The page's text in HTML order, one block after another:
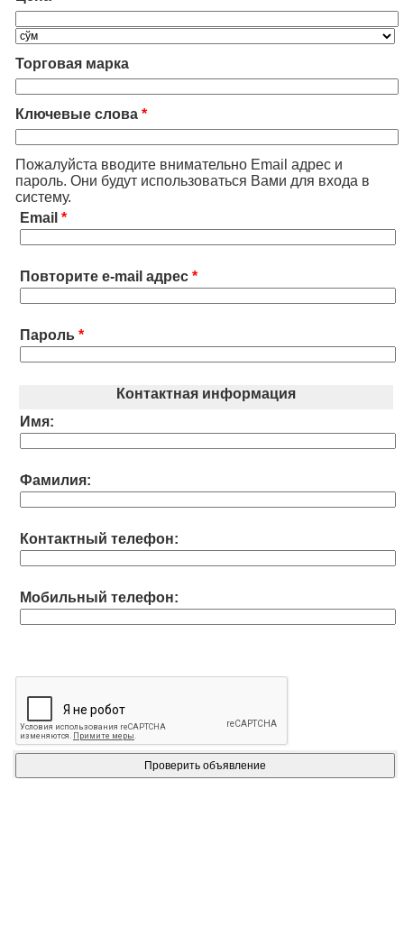
Торговая марка
Ключевые слова *
Пожалуйста вводите внимательно Email адрес и
пароль. Они будут использоваться Вами для входа в
систему.
Email *
Повторите e-mail адрес *
Пароль *
Контактная информация
Имя:
Фамилия:
Контактный телефон:
Мобильный телефон: